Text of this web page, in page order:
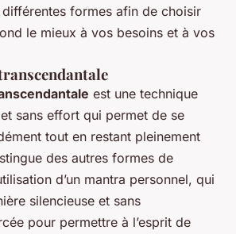
formes afin de choisir
le mieux à vos besoins et à vos
est une technique
sans effort qui permet de se
tout en restant pleinement
des autres formes de
d’un mantra personnel, qui
silencieuse et sans
pour permettre à l’esprit de